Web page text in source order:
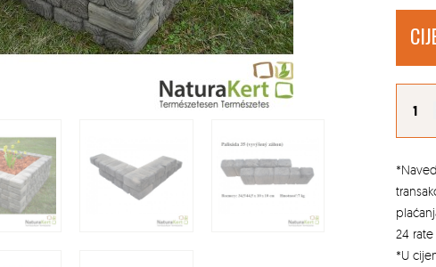
KAMEN
količina
24 rate
*U